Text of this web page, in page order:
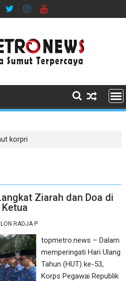
korpri
Ziarah dan Doa di
RADJA P
topmetro.news – Dalam
memperingati Hari Ulang
Tahun (HUT) ke-53,
Korps Pegawai Republik